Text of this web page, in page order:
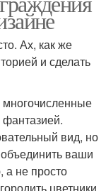
Ах, как же
и сделать
многочисленные
вид, но
ваши
не просто